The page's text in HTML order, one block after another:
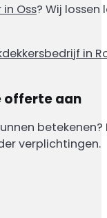
Oss? Wij
in
offerte aan
verplichtingen.